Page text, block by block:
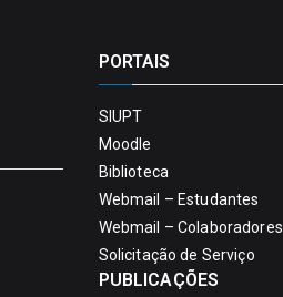
PORTAIS
SIUPT
Moodle
Biblioteca
Webmail – Estudantes
Webmail – Colaboradores
Solicitação de Serviço
PUBLICAÇÕES